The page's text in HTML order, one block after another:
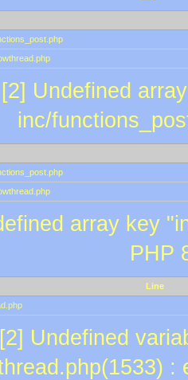
[2] Undefined
inc/
array key
PHP
Line
[2] Undefined
: